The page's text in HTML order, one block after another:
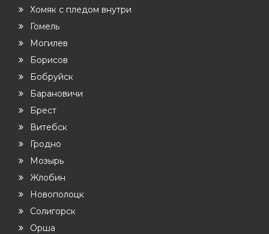
Хомяк с пледом внутри
Гомель
Могилев
Борисов
Бобруйск
Барановичи
Брест
Витебск
Гродно
Мозырь
Жлобин
Новополоцк
Солигорск
Орша